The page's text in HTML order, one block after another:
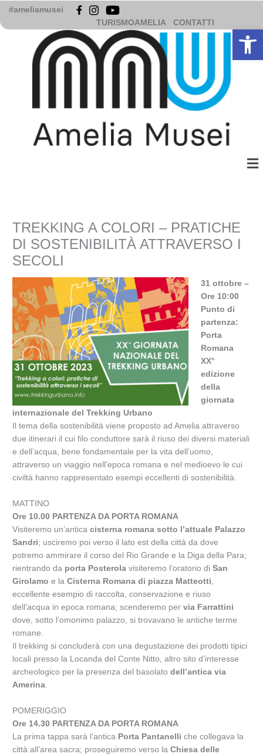
Vai
contenuto
#ameliamusei
TURISMOAMELIA
CONTATTI
TREKKING A COLORI – PRATICHE
DI SOSTENIBILITÀ ATTRAVERSO I
SECOLI
31 ottobre –
Ore 10:00
Punto di
partenza:
Porta
Romana
XX°
edizione
della
giornata
internazionale del Trekking Urbano
Il tema della sostenibilità viene proposto ad Amelia attraverso
due itinerari il cui filo conduttore sarà il riuso dei diversi materiali
e dell’acqua, bene fondamentale per la vita dell’uomo,
attraverso un viaggio nell’epoca romana e nel medioevo le cui
civiltà hanno rappresentato esempi eccellenti di sostenibilità.
MATTINO
Ore 10.00 PARTENZA DA PORTA ROMANA
Visiteremo un’anticacisterna romana sotto l’attuale Palazzo
Sandri; usciremo poi verso il lato est della città da dove
potremo ammirare il corso del Rio Grande e la Diga della Para;
rientrando da porta Posterola visiteremo l’oratorio diSan
Girolamo e laCisterna Romana di piazza Matteotti
eccellente esempio di raccolta, conservazione e riuso
dell’acqua in epoca romana; scenderemo pervia Farrattini
dove, sotto l’omonimo palazzo, si trovavano le antiche terme
romane.
Il trekking si concluderà con una degustazione dei prodotti tipici
locali presso la Locanda del Conte Nitto, altro sito d’interesse
archeologico per la presenza del basolatodell’antica via
Amerina
POMERIGGIO
Ore 14.30 PARTENZA DA PORTA ROMANA
La prima tappa sarà l’antica Porta Pantanelli che collegava la
città all’area sacra; proseguiremo verso laChiesa delle
Apri la